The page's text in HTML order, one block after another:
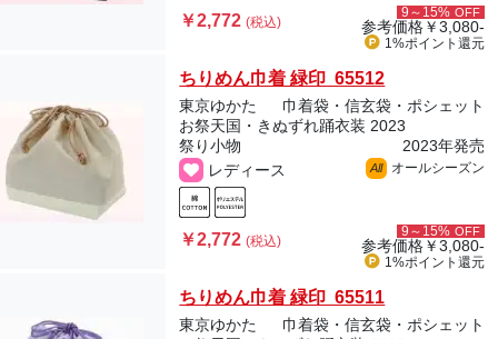
￥2,772(税込)
9～15% OFF
参考価格￥3,080-
1%ポイント 還元
ちりめん巾着 緑印 65512
東京ゆかた
巾着袋・信玄袋・ポシェット
お祭天国・きぬずれ踊衣装 2023
祭り小物
2023年発売
レディース
All オールシーズン
￥2,772(税込)
9～15% OFF
参考価格￥3,080-
1%ポイント 還元
ちりめん巾着 緑印 65511
東京ゆかた
巾着袋・信玄袋・ポシェット